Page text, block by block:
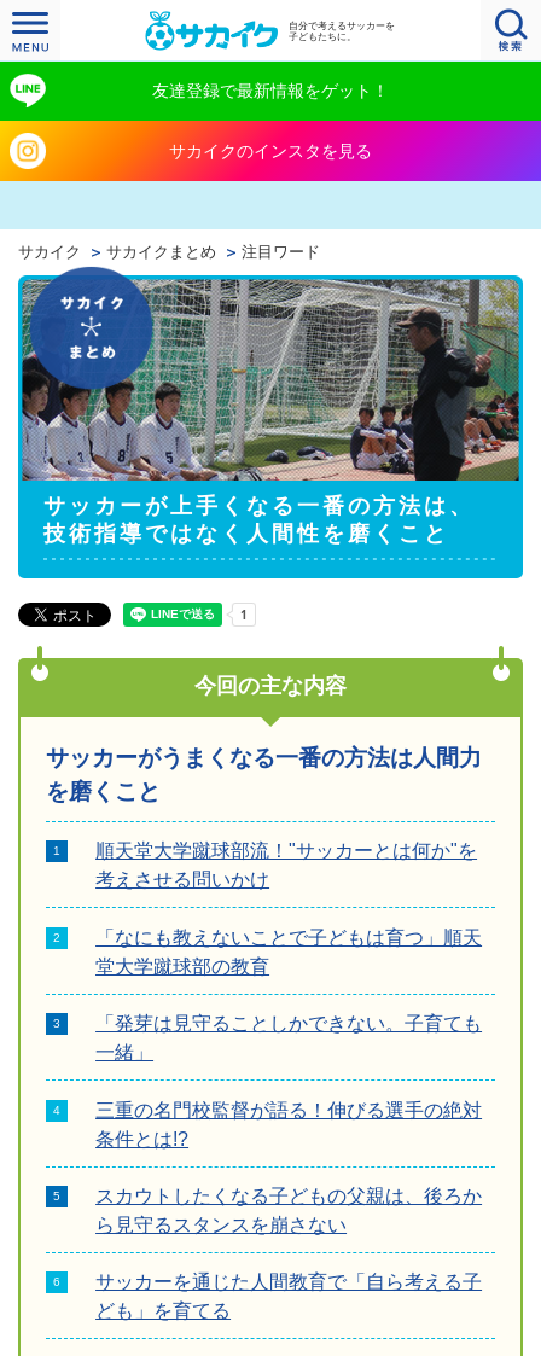
自分で考えるサッカーを
子どもたちに。
友達登録で最新情報をゲット！
サカイクのインスタを見る
サカイク サカイクまとめ 注目ワード
サッカーが上手くなる一番の方法は、
技術指導ではなく人間性を磨くこと
今回の主な内容
サッカーがうまくなる一番の方法は人間力
を磨くこと
順天堂大学蹴球部流！"サッカーとは何か"を
考えさせる問いかけ
「なにも教えないことで子どもは育つ」順天
堂大学蹴球部の教育
「発芽は見守ることしかできない。子育ても
一緒」
三重の名門校監督が語る！伸びる選手の絶対
条件とは!?
スカウトしたくなる子どもの父親は、後ろか
ら見守るスタンスを崩さない
サッカーを通じた人間教育で「自ら考える子
ども」を育てる